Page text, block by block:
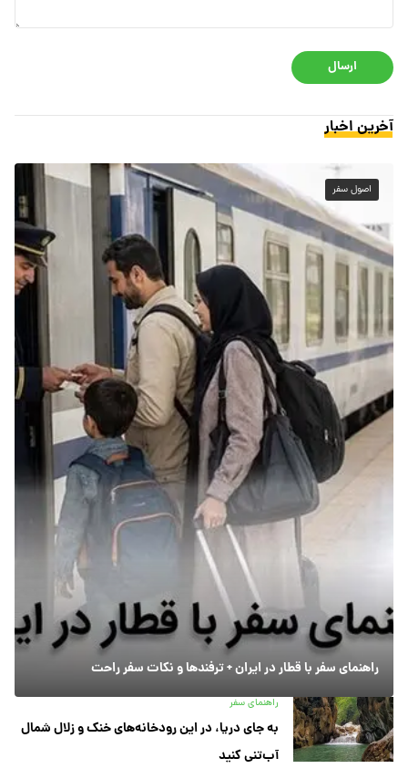
ارسال
آخرین اخبار
اصول سفر
راهنمای سفر با قطار در ایران + ترفندها و نکات سفر راحت
راهنمای سفر
به جای دریا، در این رودخانه‌های خنک و زلال شمال
آب‌تنی کنید